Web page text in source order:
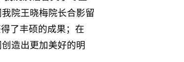
院王晓梅院长合影留
了丰硕的成果；在
造出更加美好的明